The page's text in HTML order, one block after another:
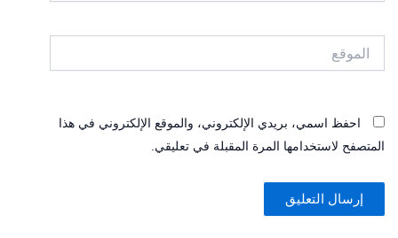
احفظ اسمي، بريدي الإلكتروني، والموقع الإلكتروني في هذا
المتصفح لاستخدامها المرة المقبلة في تعليقي.